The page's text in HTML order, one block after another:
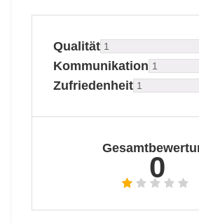
Qualität
Kommunikation
Zufriedenheit
0